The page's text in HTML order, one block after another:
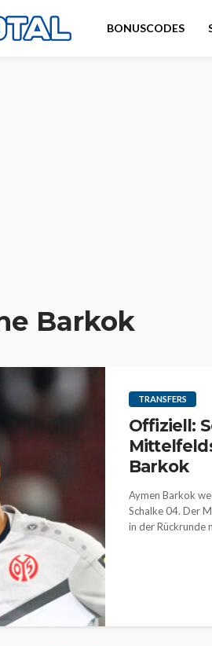
BONUSCODES
Barkok
TRANSFERS
Offiziell:
Barkok
Aymen Barkok
Schalke 04. Der
in der Rückrunde